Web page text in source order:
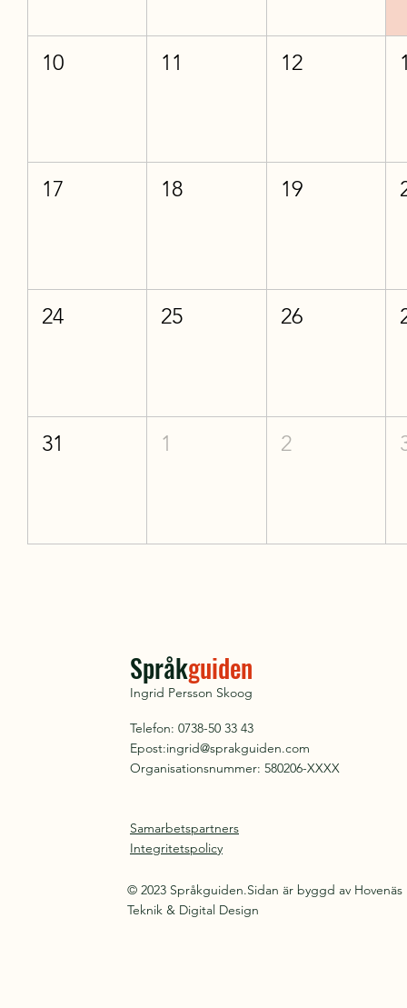
10 11 12
17 18 19
24 25 26
31 1 2
Språkguiden
Ingrid Persson Skoog
Telefon: 0738-50 33 43
Epost:ingrid@sprakguiden.com
Organisationsnummer: 580206-XXXX
Samarbetspartners
Integritetspolicy
© 2023 Språkguiden.Sidan är byggd av Hovenäs
Teknik & Digital Design